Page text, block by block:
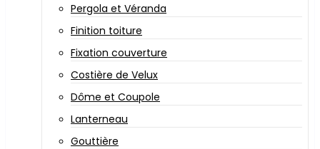
Pergola et Véranda
Finition toiture
Fixation couverture
Costière de Velux
Dôme et Coupole
Lanterneau
Gouttière